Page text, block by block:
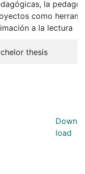
la
como
a la lectura
thesis
Down
load